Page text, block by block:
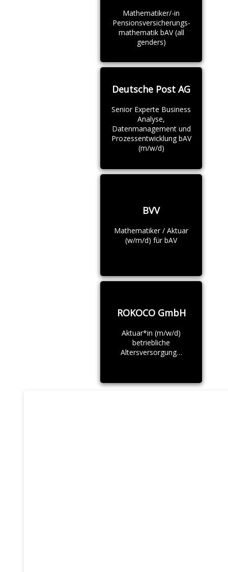
Mathematiker/-in
Pensionsversicherungs-
mathematik bAV (all
genders)
Deutsche Post AG
Senior Experte Business
Analyse,
Datenmanagement und
Prozessentwicklung bAV
(m/w/d)
BVV
Mathematiker / Aktuar
(w/m/d) für bAV
ROKOCO GmbH
Aktuar*in (m/w/d)
betriebliche
Altersversorgung…